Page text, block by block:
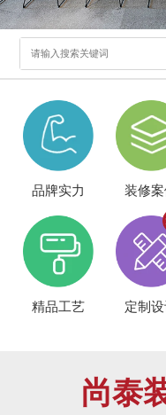
品牌实力 装修
精品工艺 定制
尚泰